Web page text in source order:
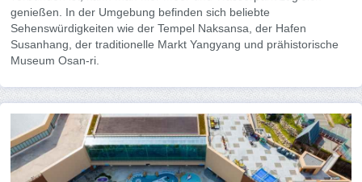
genießen. In der Umgebung befinden sich beliebte
Sehenswürdigkeiten wie der Tempel Naksansa, der Hafen
Susanhang, der traditionelle Markt Yangyang und prähistorische
Museum Osan-ri.